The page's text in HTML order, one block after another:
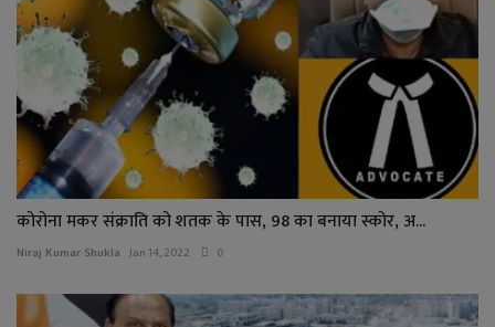
कोरोना मकर संक्राति को शतक के पास, 98 का बनाया स्कोर, अ...
Niraj Kumar Shukla Jan 14, 2022 0